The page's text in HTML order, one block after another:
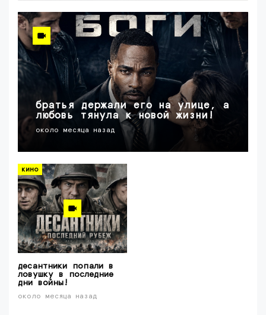
братья держали его на улице, а
любовь тянула к новой жизни!
около месяца назад
кино
десантники попали в
ловушку в последние
дни войны!
около месяца назад